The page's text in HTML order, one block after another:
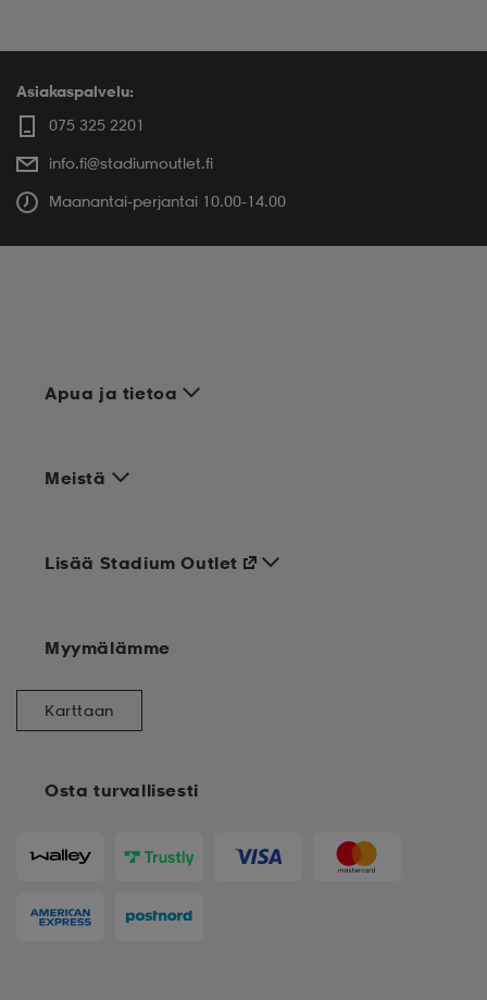
Asiakaspalvelu:
075 325 2201
info.fi@stadiumoutlet.fi
Maanantai-perjantai 10.00-14.00
Apua ja tietoa
Meistä
Osta turvallisesti
Lisää Stadium Outlet
Myymälämme
Karttaan